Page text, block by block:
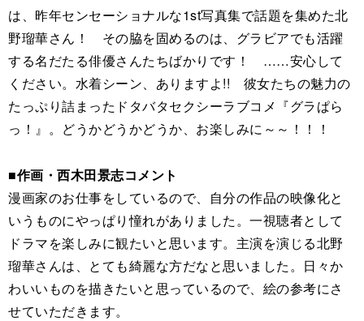
は、昨年センセーショナルな1st写真集で話題を集めた北
野瑠華さん！ その脇を固めるのは、グラビアでも活躍
する名だたる俳優さんたちばかりです！ ……安心して
ください。水着シーン、ありますよ!! 彼女たちの魅力の
たっぷり詰まったドタバタセクシーラブコメ『グラぱら
っ！』。どうかどうかどうか、お楽しみに～～！！！
■作画・西木田景志コメント
漫画家のお仕事をしているので、自分の作品の映像化と
いうものにやっぱり憧れがありました。一視聴者として
ドラマを楽しみに観たいと思います。主演を演じる北野
瑠華さんは、とても綺麗な方だなと思いました。日々か
わいいものを描きたいと思っているので、絵の参考にさ
せていただきます。